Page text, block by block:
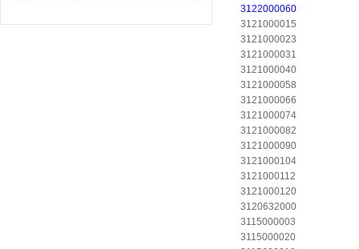
3122000060
3121000015
3121000023
3121000031
3121000040
3121000058
3121000066
3121000074
3121000082
3121000090
3121000104
3121000112
3121000120
3120632000
3115000003
3115000020